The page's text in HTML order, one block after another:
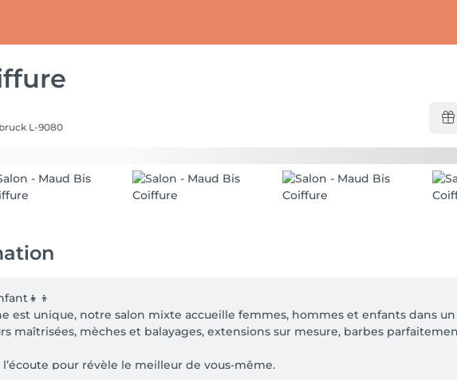
L-9080
est unique, notre salon mixte accueille femmes, hommes et enfants dans
maîtrisées, mèches et balayages, extensions sur mesure, barbes
pour révèle le meilleur de vous-même.